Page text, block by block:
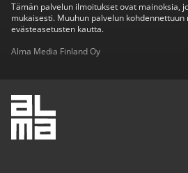
Tämän palvelun ilmoitukset ovat mainoksia,
mukaisesti. Muuhun palvelun
evästeasetusten kautta.
Alma Media Finland Oy